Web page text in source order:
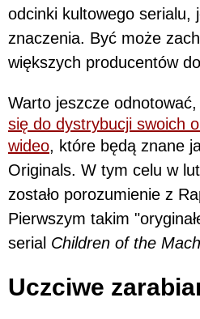
odcinki kultowego serialu,
znaczenia. Być może
większych producentów
Warto jeszcze
się do dystrybucji swoich
wideo, które będą znane
Originals. W tym celu w
zostało porozumienie z
Pierwszym takim
serial Children of the
Uczciwe